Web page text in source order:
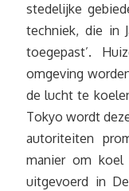
stedelijke
techniek, die in
toegepast’.
omgeving
de lucht te
Tokyo wordt
autoriteiten
manier om koel
uitgevoerd in